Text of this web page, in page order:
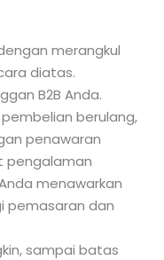
merangkul
diatas.
B2B Anda.
berulang,
penawaran
pengalaman
menawarkan
pemasaran dan
sampai batas